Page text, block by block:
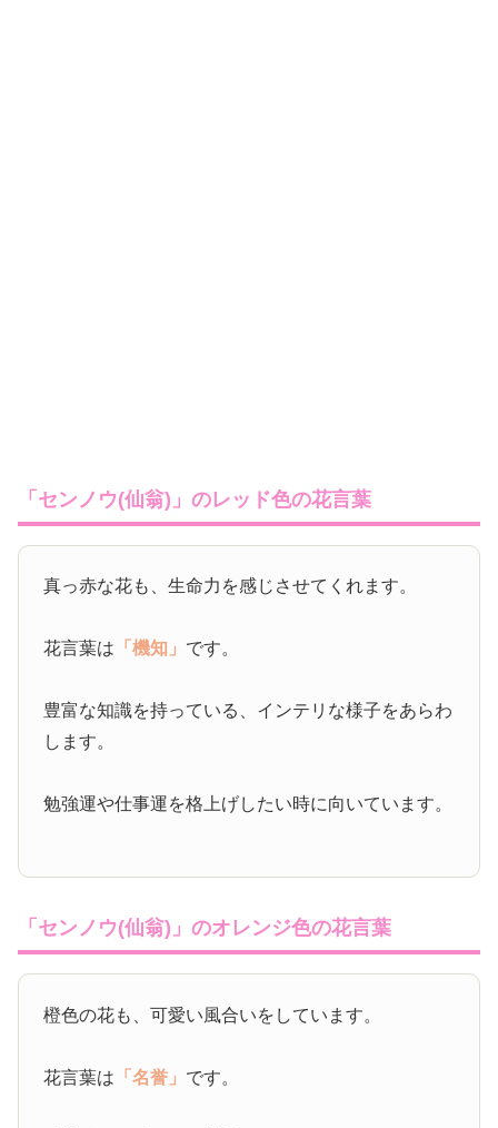
「センノウ(仙翁)」のレッド色の花言葉
真っ赤な花も、生命力を感じさせてくれます。
花言葉は 「機知」 です。
豊富な知識を持っている、インテリな様子をあらわ
します。
勉強運や仕事運を格上げしたい時に向いています。
「センノウ(仙翁)」のオレンジ色の花言葉
橙色の花も、可愛い風合いをしています。
花言葉は 「名誉」 です。